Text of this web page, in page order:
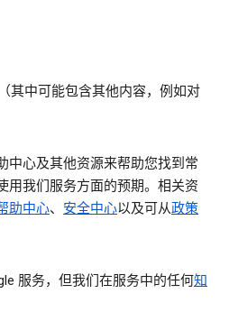
（其中可能包含其他内容，例如对
中心及其他资源来帮助您找到常
用我们服务方面的预期。相关资
助中心、 安全中心以及可从政策
服务，但我们在服务中的任何知